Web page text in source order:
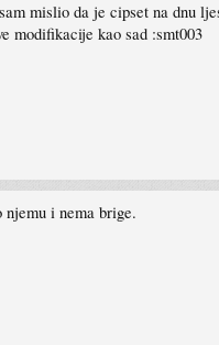
mislio da je cipset na dnu
modifikacije kao sad :smt003
njemu i nema brige.